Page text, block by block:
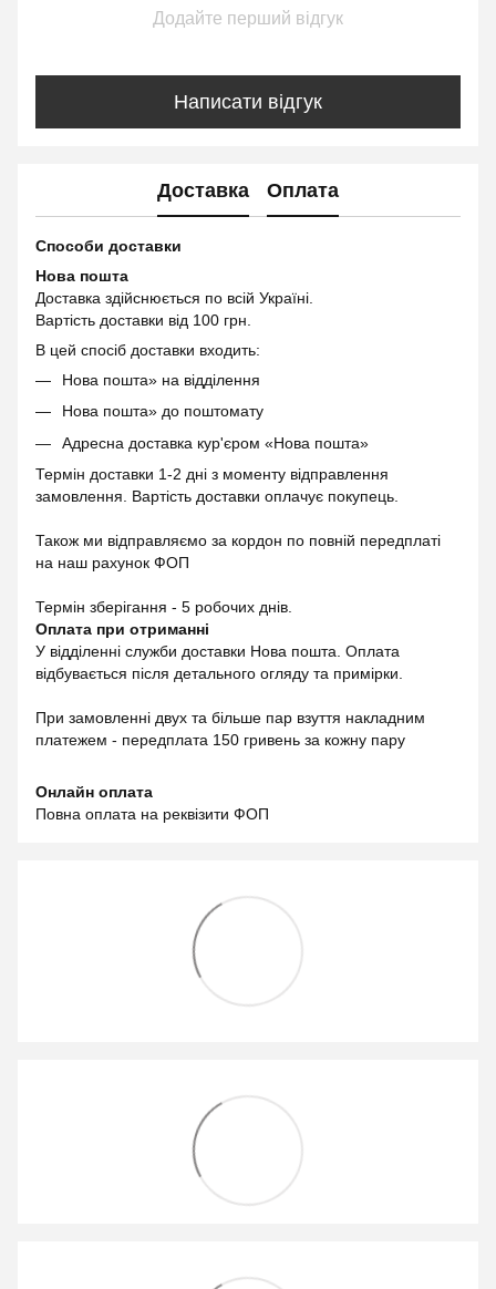
Додайте перший відгук
Написати відгук
Доставка Оплата
Способи доставки
Нова пошта
Доставка здійснюється по всій Україні.
Вартість доставки від 100 грн.
В цей спосіб доставки входить:
Нова пошта» на відділення
Нова пошта» до поштомату
Адресна доставка кур'єром «Нова пошта»
Термін доставки 1-2 дні з моменту відправлення
замовлення. Вартість доставки оплачує покупець.
Також ми відправляємо за кордон по повній передплаті
на наш рахунок ФОП
Термін зберігання - 5 робочих днів.
Оплата при отриманні
У відділенні служби доставки Нова пошта. Оплата
відбувається після детального огляду та примірки.
При замовленні двух та більше пар взуття накладним
платежем - передплата 150 гривень за кожну пару
Онлайн оплата
Повна оплата на реквізити ФОП